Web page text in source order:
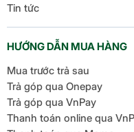
Tin tức
HƯỚNG DẪN MUA HÀNG
Mua trước trả sau
Trả góp qua Onepay
Trả góp qua VnPay
Thanh toán online qua